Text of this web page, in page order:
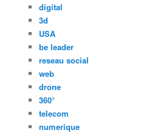
digital
3d
USA
be leader
reseau social
web
drone
360°
telecom
numerique